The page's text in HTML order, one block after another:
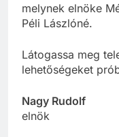
melynek elnöke
Péli Lászlóné.
Látogassa meg
lehetőségeket
Nagy Rudolf
elnök